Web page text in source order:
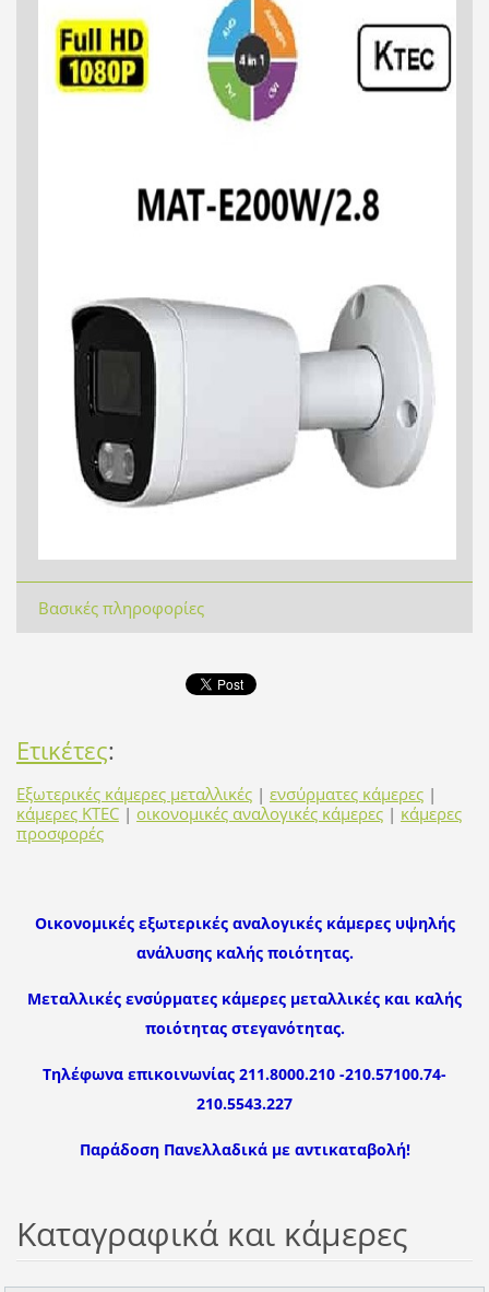
Βασικές πληροφορίες
Ετικέτες:
Εξωτερικές κάμερες μεταλλικές | ενσύρματες κάμερες |
κάμερες KTEC | οικονομικές αναλογικές κάμερες | κάμερες
προσφορές
Οικονομικές εξωτερικές αναλογικές κάμερες υψηλής
ανάλυσης καλής ποιότητας.
Μεταλλικές ενσύρματες κάμερες μεταλλικές και καλής
ποιότητας στεγανότητας.
Τηλέφωνα επικοινωνίας 211.8000.210 -210.57100.74-
210.5543.227
Παράδοση Πανελλαδικά με αντικαταβολή!
Καταγραφικά και κάμερες